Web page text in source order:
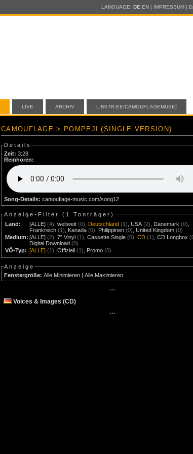
LANGUAGE: DE EN| IMPRESSUM|
LIVE ARCHIV LINKTR.EE/CAMOUFLAGEMUSIC
CAMOUFLAGE > POMPEJI (SINGLE VERSION)
Details
Zeit: 3:28
Reinhören:
Song-Details: camouflage-music.com/song12
Anzeige-Filter ( 1 Tonträger)
Land:
[ALLE] (4) ,weltweit (0) Deutschland (1) ,USA (2) Dänemark (0)
Frankreich (1) Kanada (0) Philippinen (0) ,United Kingdom (0)
Medium: [ALLE] (2) ,7" Vinyl (1) ,Cassette Single (0) ,CD (1) ,CD Longbox
Digital Download (0)
VÖ-Typ: [ALLE] (1) ,Offiziell (1) Promo (0)
Anzeige
Fenstergröße: Alle Minimieren |Alle Maximieren
···
Voices & Images (CD)
···